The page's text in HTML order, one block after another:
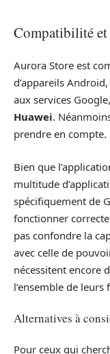
Compatibilité
Aurora Store est
d’appareils
aux services
Huawei.
prendre en compte.
Bien que
multitude
spécifiquement de
fonctionner
pas confondre la
avec celle de
nécessitent encore
l’ensemble de
Alternatives à
Pour ceux qui